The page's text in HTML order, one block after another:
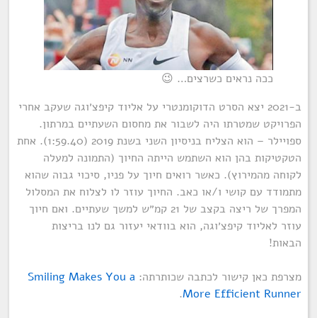
ככה נראים כשרצים… 😉
ב-2021 יצא הסרט הדוקומנטרי על אליוד קיפצ׳וגה שעקב אחרי
הפרויקט שמטרתו היה לשבור את מחסום השעתיים במרתון.
ספויילר – הוא הצליח בניסיון השני בשנת 2019 (1:59.40). אחת
הטקטיקות בהן הוא השתמש הייתה החיוך (התמונה למעלה
לקוחה מהמירוץ). כאשר רואים חיוך על פניו, סיכוי גבוה שהוא
מתמודד עם קושי ו/או כאב. החיוך עוזר לו לצלוח את המסלול
המפרך של ריצה בקצב של 21 קמ״ש למשך שעתיים. ואם חיוך
עוזר לאליוד קיפצ׳וגה, הוא בוודאי יעזור גם לנו בריצות
הבאות!
מצרפת כאן קישור לכתבה שכותרתה: Smiling Makes You a
More Efficient Runner
.